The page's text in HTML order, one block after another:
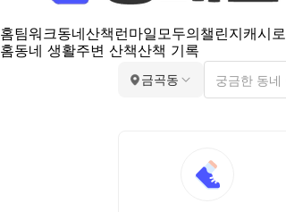
홈팀워크동네산책 런마일모두의챌린지캐시
홈동네 생활주변 산책산책 기록
금곡동